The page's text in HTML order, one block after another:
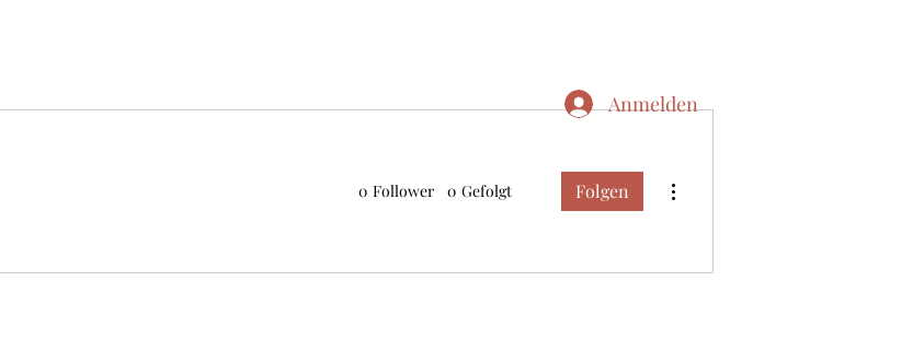
Anmelden
0 Follower 0 Gefolgt Folgen